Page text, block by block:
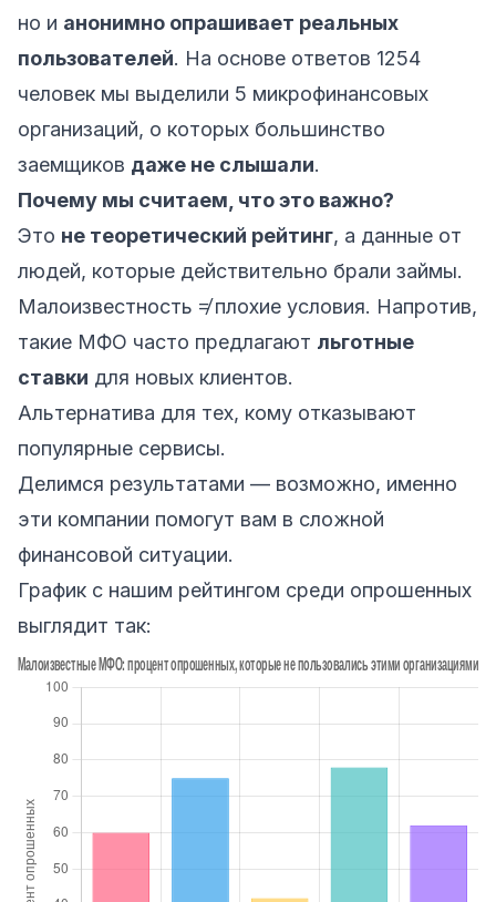
но и анонимно опрашивает реальных
пользователей. На основе ответов 1254
человек мы выделили 5 микрофинансовых
организаций, о которых большинство
заемщиков даже не слышали.
Почему мы считаем, что это важно?
Это не теоретический рейтинг, а данные от
людей, которые действительно брали займы.
Малоизвестность ≠ плохие условия. Напротив,
такие МФО часто предлагают льготные
ставки для новых клиентов.
Альтернатива для тех, кому отказывают
популярные сервисы.
Делимся результатами — возможно, именно
эти компании помогут вам в сложной
финансовой ситуации.
График с нашим рейтингом среди опрошенных
выглядит так: